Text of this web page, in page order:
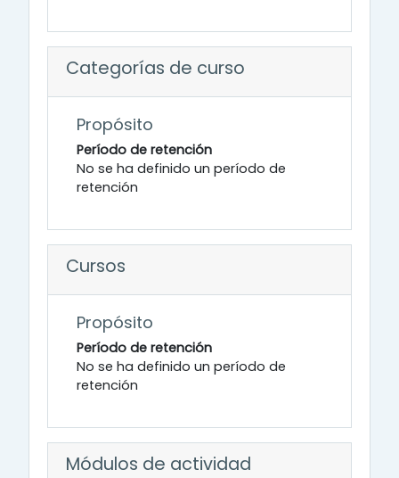
Categorías de curso
Propósito
Período de retención
No se ha definido un período de
retención
Cursos
Propósito
Período de retención
No se ha definido un período de
retención
Módulos de actividad